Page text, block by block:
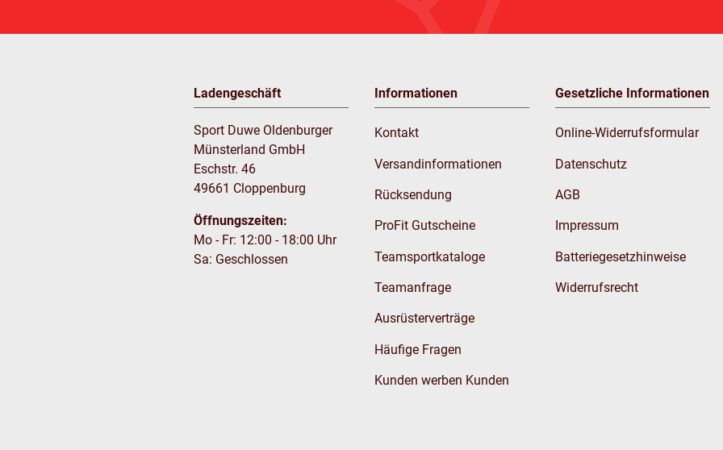
Ladengeschäft
Sport Duwe Oldenburger
Münsterland GmbH
Eschstr. 46
49661 Cloppenburg
Öffnungszeiten:
Mo - Fr: 12:00 - 18:00 Uhr
Sa: Geschlossen
Informationen
Kontakt
Versandinformationen
Rücksendung
ProFit Gutscheine
Teamsportkataloge
Teamanfrage
Ausrüsterverträge
Häufige Fragen
Kunden werben Kunden
Gesetzliche Informationen
Online-Widerrufsformular
Datenschutz
AGB
Impressum
Batteriegesetzhinweise
Widerrufsrecht